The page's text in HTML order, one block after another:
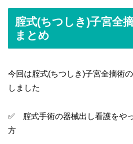
腟式(ちつしき)子宮全
まとめ
今回は腟式(ちつしき)子宮全摘術
しました
✅ 腟式手術の器械出し看護をや
方